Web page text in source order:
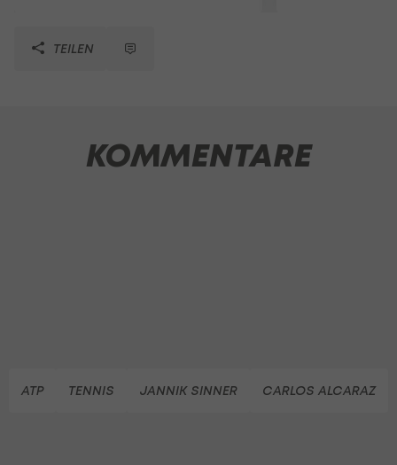
TEILEN
KOMMENTARE
ATP TENNIS JANNIK SINNER CARLOS ALCARAZ